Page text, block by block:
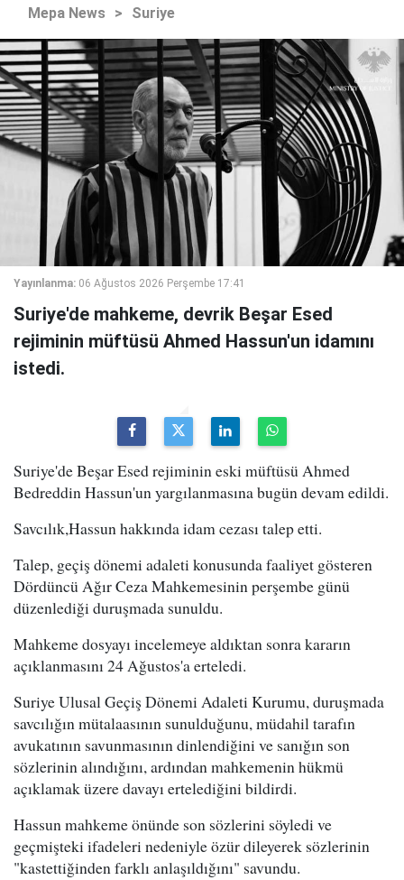
Mepa News > Suriye
Yayınlanma: 06 Ağustos 2026 Perşembe 17:41
Suriye'de mahkeme, devrik Beşar Esed
rejiminin müftüsü Ahmed Hassun'un idamını
istedi.
Suriye'de Beşar Esed rejiminin eski müftüsü Ahmed
Bedreddin Hassun'un yargılanmasına bugün devam edildi.
Savcılık,Hassun hakkında idam cezası talep etti.
Talep, geçiş dönemi adaleti konusunda faaliyet gösteren
Dördüncü Ağır Ceza Mahkemesinin perşembe günü
düzenlediği duruşmada sunuldu.
Mahkeme dosyayı incelemeye aldıktan sonra kararın
açıklanmasını 24 Ağustos'a erteledi.
Suriye Ulusal Geçiş Dönemi Adaleti Kurumu, duruşmada
savcılığın mütalaasının sunulduğunu, müdahil tarafın
avukatının savunmasının dinlendiğini ve sanığın son
sözlerinin alındığını, ardından mahkemenin hükmü
açıklamak üzere davayı ertelediğini bildirdi.
Hassun mahkeme önünde son sözlerini söyledi ve
geçmişteki ifadeleri nedeniyle özür dileyerek sözlerinin
"kastettiğinden farklı anlaşıldığını" savundu.